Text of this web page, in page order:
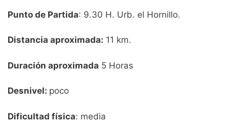
Punto de Partida: 9.30 H. Urb. el Hornillo.
Distancia aproximada: 11 km.
Duración aproximada 5 Horas
Desnivel: poco
Dificultad física: media